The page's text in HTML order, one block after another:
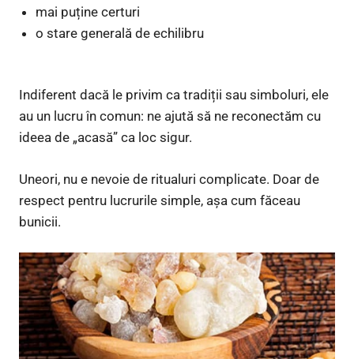
mai puține certuri
o stare generală de echilibru
Indiferent dacă le privim ca tradiții sau simboluri, ele
au un lucru în comun: ne ajută să ne reconectăm cu
ideea de „acasă” ca loc sigur.
Uneori, nu e nevoie de ritualuri complicate. Doar de
respect pentru lucrurile simple, așa cum făceau
bunicii.